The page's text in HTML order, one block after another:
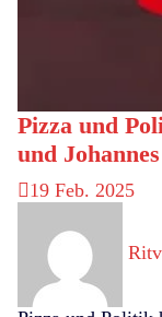
Pizza und
und
19 Feb. 2025